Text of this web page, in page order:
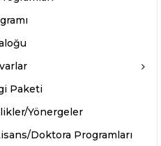
Paketi
Yönergeler
Doktora Programları